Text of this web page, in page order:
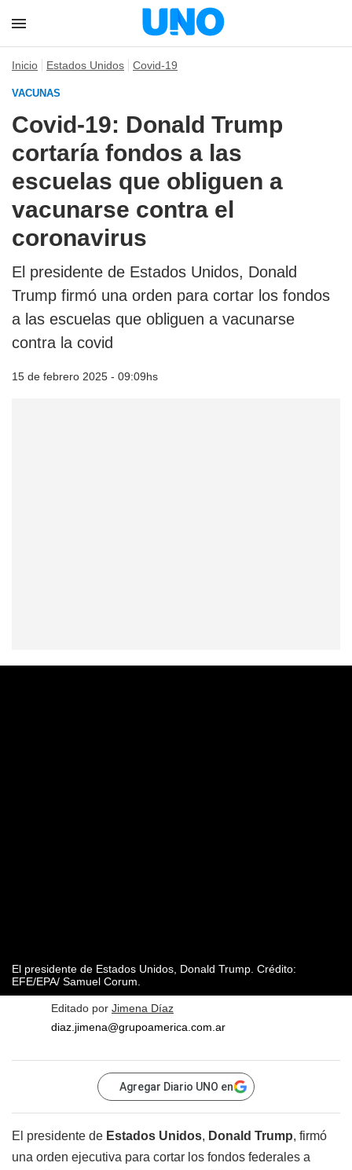
Inicio Estados Unidos Covid-19
VACUNAS
Covid-19: Donald Trump
cortaría fondos a las
escuelas que obliguen a
vacunarse contra el
coronavirus
El presidente de Estados Unidos, Donald
Trump firmó una orden para cortar los fondos
a las escuelas que obliguen a vacunarse
contra la covid
15 de febrero 2025 - 09:09hs
El presidente de Estados Unidos, Donald Trump. Crédito:
EFE/EPA/ Samuel Corum.
Editado por Jimena Díaz
diaz.jimena@grupoamerica.com.ar
Agregar Diario UNO en
El presidente de Estados Unidos, Donald Trump, firmó
una orden ejecutiva para cortar los fondos federales a